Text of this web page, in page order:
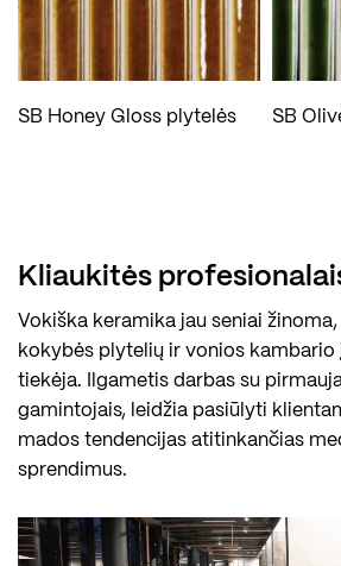
SB Honey Gloss plytelės SB
Kliaukitės
Vokiška keramika jau seniai
kokybės plytelių ir vonios
tiekėja. Ilgametis darbas su
gamintojais, leidžia pasiūlyti
mados tendencijas atitinkančias
sprendimus.